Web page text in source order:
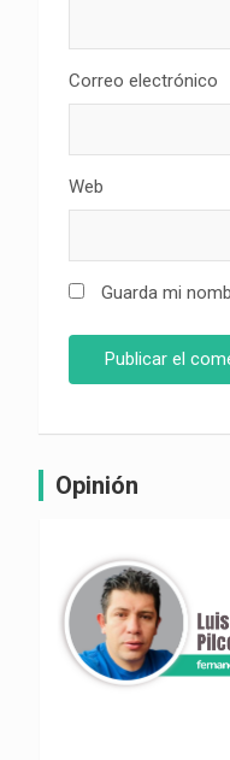
Correo electrónico
Web
Guarda mi
Opinión